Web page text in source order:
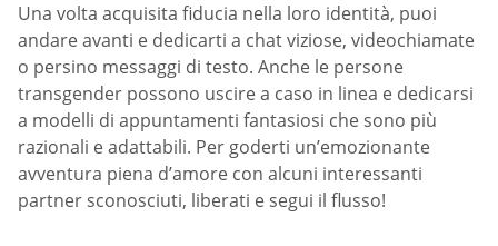
Una volta acquisita fiducia nella loro identità, puoi
andare avanti e dedicarti a chat viziose, videochiamate
o persino messaggi di testo. Anche le persone
transgender possono uscire a caso in linea e dedicarsi
a modelli di appuntamenti fantasiosi che sono più
razionali e adattabili. Per goderti un’emozionante
avventura piena d’amore con alcuni interessanti
partner sconosciuti, liberati e segui il flusso!